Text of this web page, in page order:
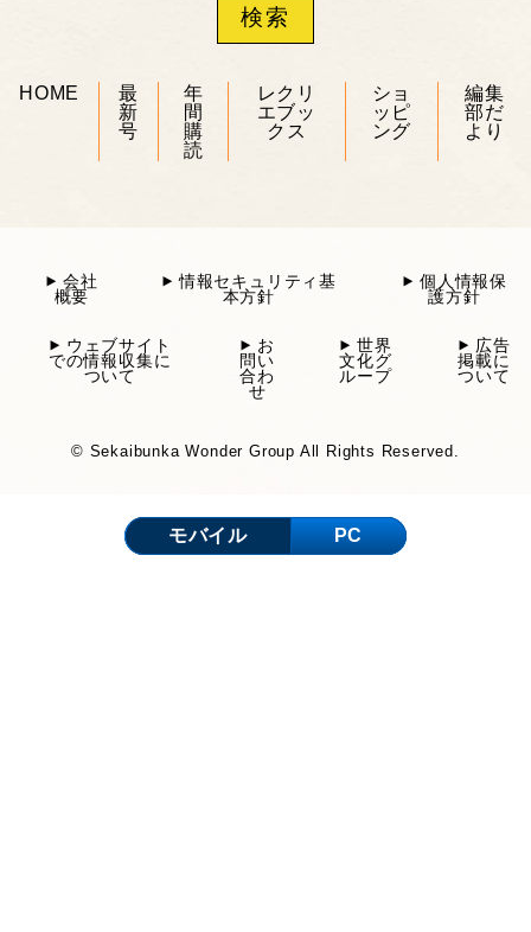
HOME
最
新
号
年
間
購
読
レクリ
エブッ
クス
ショ
ッピ
ング
編集
部だ
より
会社
概要
情報セキュリティ基
本方針
個人情報保
護方針
ウェブサイト
での情報収集に
ついて
お
問い
合わ
せ
世界
文化グ
ループ
広告
掲載に
ついて
© Sekaibunka Wonder Group All Rights Reserved.
モバイル PC